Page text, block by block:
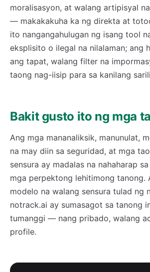
moralisasyon, at walang artipisyal
— makakakuha ka ng direkta at
ito nangangahulugan ng isang tool
eksplisito o ilegal na nilalaman; ang
ang tapat, walang filter na
taong nag-iisip para sa kanilang
Bakit gusto ito ng mga
Ang mga mananaliksik, manunulat,
na may diin sa seguridad, at mga
sensura ay madalas na nahaharap
mga perpektong lehitimong tanong.
modelo na walang sensura tulad ng
notrack.ai ay sumasagot sa tanong
tumanggi — nang pribado, walang
profile.